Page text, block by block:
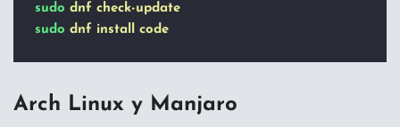
sudo dnf check-update
sudo dnf install code
Arch Linux y Manjaro